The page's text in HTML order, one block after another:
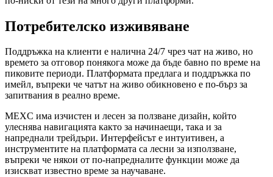
Потребителско изживяване
Поддръжка на клиенти е налична 24/7 чрез чат на живо, но
времето за отговор понякога може да бъде бавно по време на
пиковите периоди. Платформата предлага и поддръжка по
имейл, въпреки че чатът на живо обикновено е по-бърз за
запитвания в реално време.
MEXC има изчистен и лесен за ползване дизайн, който
улеснява навигацията както за начинаещи, така и за
напреднали трейдъри. Интерфейсът е интуитивен, а
инструментите на платформата са лесни за използване,
въпреки че някои от по-напредналите функции може да
изискват известно време за научаване.